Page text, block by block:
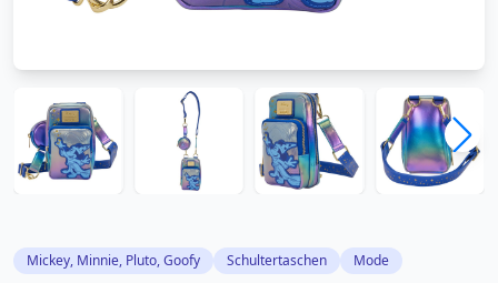
Mickey, Minnie, Pluto, Goofy Schultertaschen Mode